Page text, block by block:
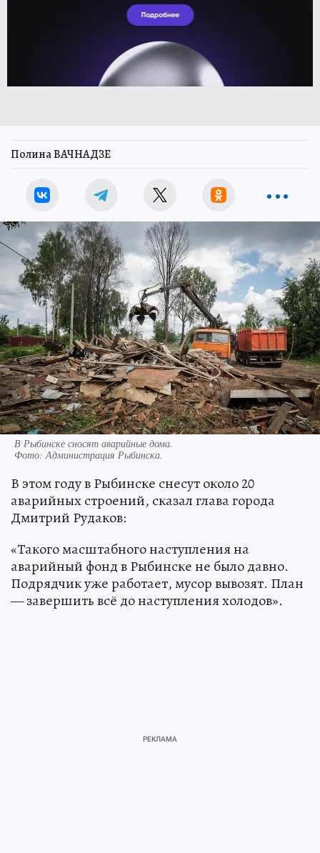
Полина ВАЧНАДЗЕ
В Рыбинске сносят аварийные дома.
Фото:Администрация Рыбинска.
В этом году в Рыбинске снесут около 20
аварийных строений, сказал глава города
Дмитрий Рудаков:
«Такого масштабного наступления на
аварийный фонд в Рыбинске не было давно.
Подрядчик уже работает, мусор вывозят. План
— завершить всё до наступления холодов».